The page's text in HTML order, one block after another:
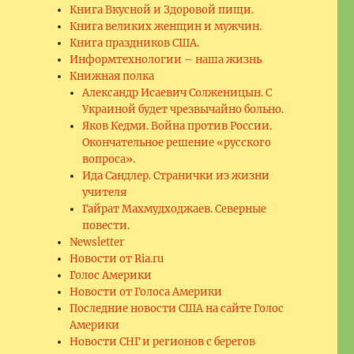
Книга Вкусной и Здоровой пищи.
Книга великих женщин и мужчин.
Книга праздников США.
Информтехнологии – наша жизнь
Книжная полка
Александр Исаевич Солженицын. С
Украиной будет чрезвычайно больно.
Яков Кедми. Война против России.
Окончательное решение «русского
вопроса».
Ида Сандлер. Странички из жизни
учителя
Гайрат Махмудходжаев. Северные
повести.
Newsletter
Новости от Ria.ru
Голос Америки
Новости от Голоса Америки
Последние новости США на сайте Голос
Америки
Новости СНГ и регионов с берегов